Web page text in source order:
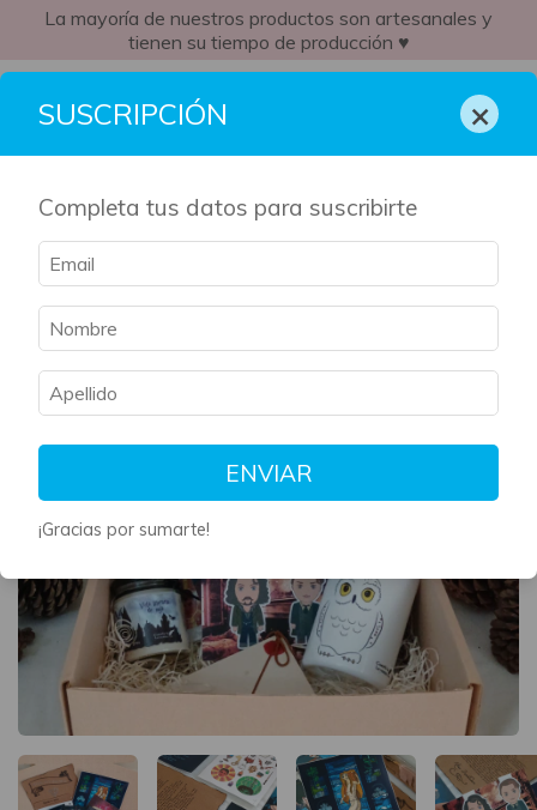
La mayoría de nuestros productos son artesanales y
tienen su tiempo de producción ♥
SUSCRIPCIÓN ×
Completa tus datos para suscribirte
ENVIAR
¡Gracias por sumarte!